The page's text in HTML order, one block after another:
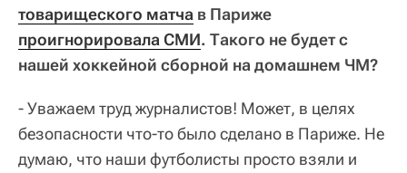
товарищеского матча в Париже
проигнорировала СМИ. Такого не будет с
нашей хоккейной сборной на домашнем ЧМ?
- Уважаем труд журналистов! Может, в целях
безопасности что-то было сделано в Париже. Не
думаю, что наши футболисты просто взяли и